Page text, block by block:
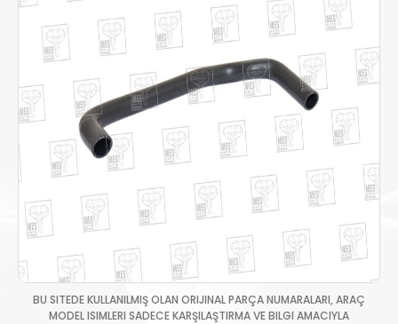
BU SITEDE KULLANILMIŞ OLAN ORIJINAL PARÇA NUMARALARI, ARAÇ
MODEL ISIMLERI SADECE KARŞILAŞTIRMA VE BILGI AMACIYLA